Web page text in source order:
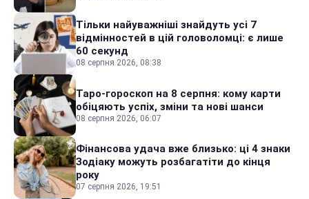
Тільки найуважніші знайдуть усі 7
відмінностей в цій головоломці: є лише
60 секунд
08 серпня 2026, 08:38
Таро-гороскоп на 8 серпня: кому карти
обіцяють успіх, зміни та нові шанси
08 серпня 2026, 06:07
Фінансова удача вже близько: ці 4 знаки
Зодіаку можуть розбагатіти до кінця
року
07 серпня 2026, 19:51